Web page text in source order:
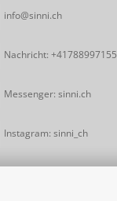
info@sinni.ch
Nachricht: +41788997155
Messenger: sinni.ch
Instagram: sinni_ch